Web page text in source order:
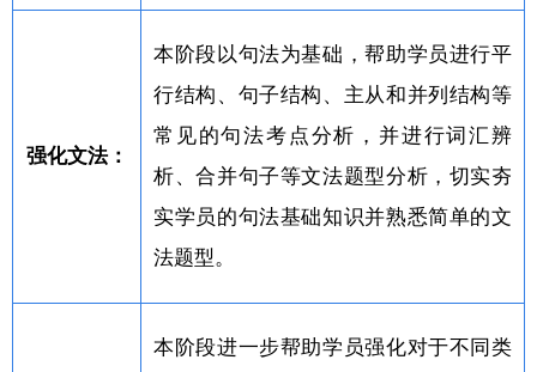
强化文法：
本阶段以句法为基础，帮助学员进行平
行结构、句子结构、主从和并列结构等
常见的句法考点分析，并进行词汇辨
析、合并句子等文法题型分析，切实夯
实学员的句法基础知识并熟悉简单的文
法题型。
本阶段进一步帮助学员强化对于不同类